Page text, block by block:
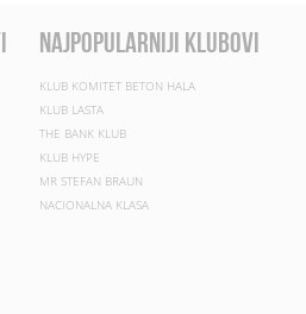
najpopularniji klubovi
KLUB KOMITET BETON HALA
KLUB LASTA
THE BANK KLUB
KLUB HYPE
MR STEFAN BRAUN
NACIONALNA KLASA